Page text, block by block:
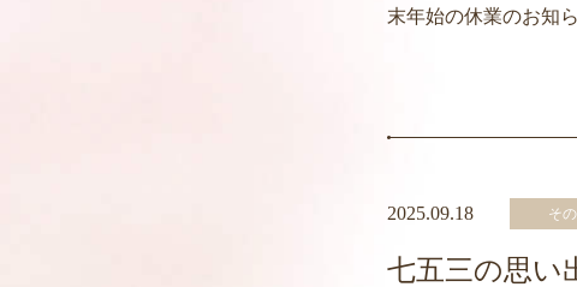
末年始の休業のお知
そ
2025.09.18
七五三の思い